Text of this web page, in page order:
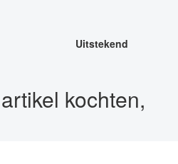
Uitstekend
kochten,